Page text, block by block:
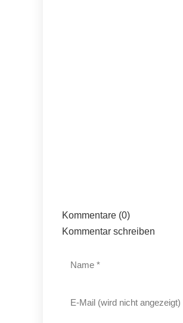
Kommentare (0)
Kommentar schreiben